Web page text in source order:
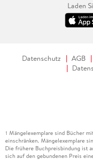
Laden
Datenschutz AGB
1 Mängelexemplare sind Bücher
einschränken. Mängelexemplare
Die frühere Buchpreisbindung ist
sich auf den gebundenen Preis